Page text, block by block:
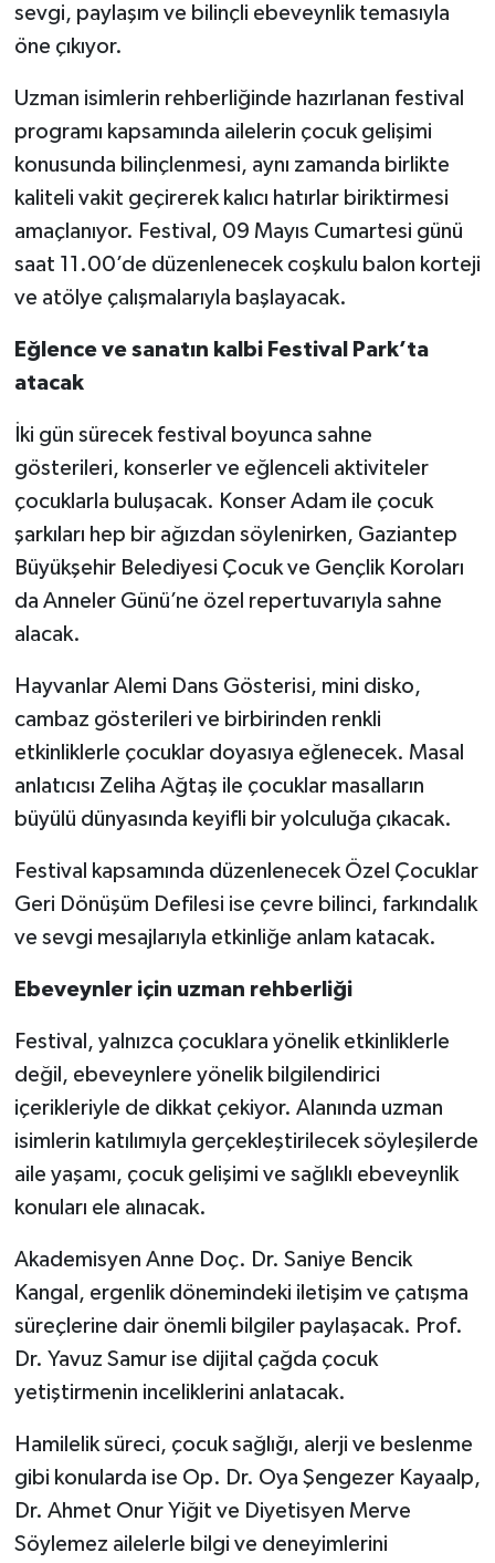
sevgi, paylaşım ve bilinçli ebeveynlik temasıyla
öne çıkıyor.
Uzman isimlerin rehberliğinde hazırlanan festival
programı kapsamında ailelerin çocuk gelişimi
konusunda bilinçlenmesi, aynı zamanda birlikte
kaliteli vakit geçirerek kalıcı hatırlar biriktirmesi
amaçlanıyor. Festival, 09 Mayıs Cumartesi günü
saat 11.00’de düzenlenecek coşkulu balon korteji
ve atölye çalışmalarıyla başlayacak.
Eğlence ve sanatın kalbi Festival Park’ta
atacak
İki gün sürecek festival boyunca sahne
gösterileri, konserler ve eğlenceli aktiviteler
çocuklarla buluşacak. Konser Adam ile çocuk
şarkıları hep bir ağızdan söylenirken, Gaziantep
Büyükşehir Belediyesi Çocuk ve Gençlik Koroları
da Anneler Günü’ne özel repertuvarıyla sahne
alacak.
Hayvanlar Alemi Dans Gösterisi, mini disko,
cambaz gösterileri ve birbirinden renkli
etkinliklerle çocuklar doyasıya eğlenecek. Masal
anlatıcısı Zeliha Ağtaş ile çocuklar masalların
büyülü dünyasında keyifli bir yolculuğa çıkacak.
Festival kapsamında düzenlenecek Özel Çocuklar
Geri Dönüşüm Defilesi ise çevre bilinci, farkındalık
ve sevgi mesajlarıyla etkinliğe anlam katacak.
Ebeveynler için uzman rehberliği
Festival, yalnızca çocuklara yönelik etkinliklerle
değil, ebeveynlere yönelik bilgilendirici
içerikleriyle de dikkat çekiyor. Alanında uzman
isimlerin katılımıyla gerçekleştirilecek söyleşilerde
aile yaşamı, çocuk gelişimi ve sağlıklı ebeveynlik
konuları ele alınacak.
Akademisyen Anne Doç. Dr. Saniye Bencik
Kangal, ergenlik dönemindeki iletişim ve çatışma
süreçlerine dair önemli bilgiler paylaşacak. Prof.
Dr. Yavuz Samur ise dijital çağda çocuk
yetiştirmenin inceliklerini anlatacak.
Hamilelik süreci, çocuk sağlığı, alerji ve beslenme
gibi konularda ise Op. Dr. Oya Şengezer Kayaalp,
Dr. Ahmet Onur Yiğit ve Diyetisyen Merve
Söylemez ailelerle bilgi ve deneyimlerini